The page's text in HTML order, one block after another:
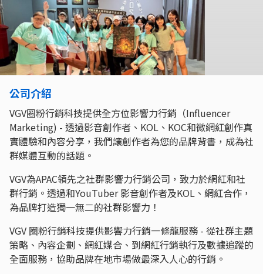
公司介紹
VGV圈粉行銷科技提供全方位影響力行銷（Influencer
Marketing) - 透過影音創作者、KOL、KOC和微網紅創作真
實體驗和內容分享，我們讓創作者為您的品牌背書，成為社
群媒體互動的話題。
VGV為APAC領先之社群影響力行銷公司，致力於網紅和社
群行銷。透過和YouTuber 影音創作者及KOL、網紅合作，
為品牌打造獨一無二的社群影響力！
VGV 圈粉行銷科技提供影響力行銷一條龍服務 - 從社群主題
策略、內容企劃、網紅媒合、到網紅行銷執行及數據追蹤的
全面服務，協助品牌在地市場做最深入人心的行銷。